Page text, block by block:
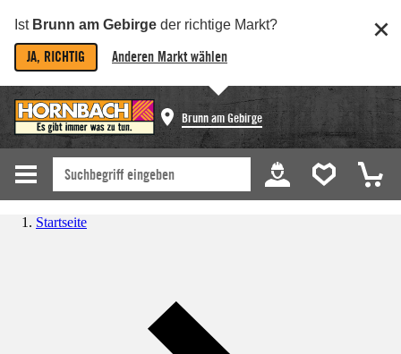
Ist Brunn am Gebirge der richtige Markt?
JA, RICHTIG Anderen Markt wählen
Brunn am Gebirge
Startseite